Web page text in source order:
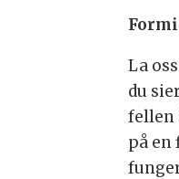
La
du
fellen
på en